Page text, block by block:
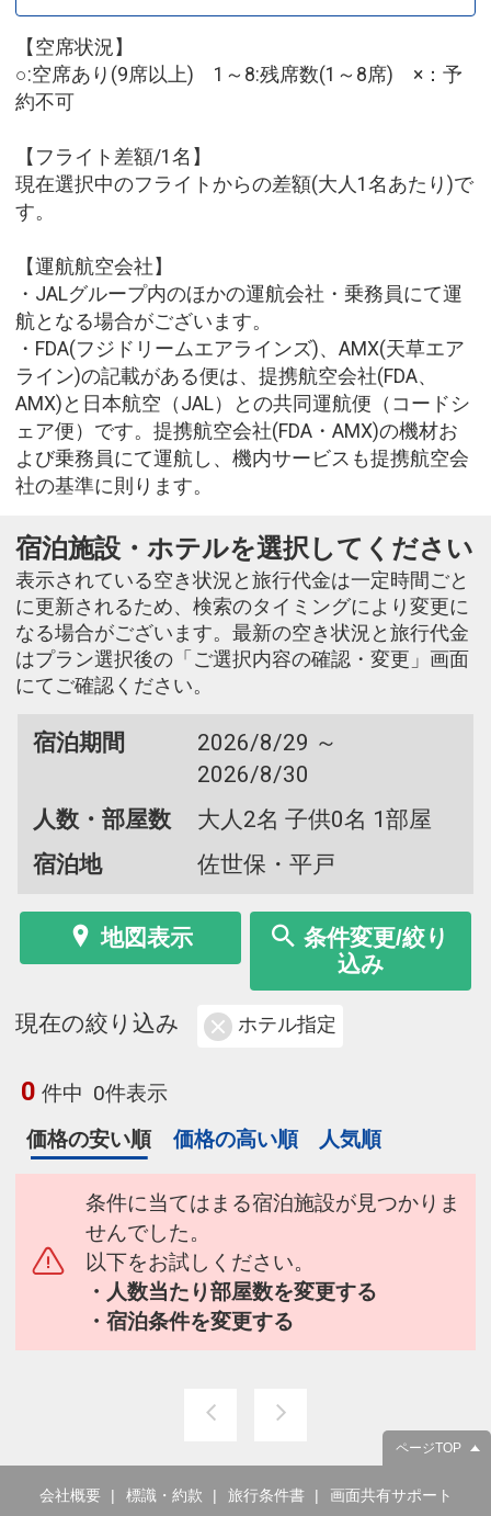
【空席状況】
○:空席あり(9席以上) 1～8:残席数(1～8席) ×：予
約不可
【フライト差額/1名】
現在選択中のフライトからの差額(大人1名あたり)で
す。
【運航航空会社】
・JALグループ内のほかの運航会社・乗務員にて運
航となる場合がございます。
・FDA(フジドリームエアラインズ)、AMX(天草エア
ライン)の記載がある便は、提携航空会社(FDA、
AMX)と日本航空（JAL）との共同運航便（コードシ
ェア便）です。提携航空会社(FDA・AMX)の機材お
よび乗務員にて運航し、機内サービスも提携航空会
社の基準に則ります。
宿泊施設・ホテルを選択してください
表示されている空き状況と旅行代金は一定時間ごと
に更新されるため、検索のタイミングにより変更に
なる場合がございます。最新の空き状況と旅行代金
はプラン選択後の「ご選択内容の確認・変更」画面
にてご確認ください。
宿泊期間
2026/8/29 ～
2026/8/30
人数・部屋数
大人2名 子供0名 1部屋
宿泊地
佐世保・平戸
地図表示
条件変更/絞り
込み
現在の絞り込み ホテル指定
0 件中 0件表示
価格の安い順
価格の高い順 人気順
条件に当てはまる宿泊施設が見つかりま
せんでした。
以下をお試しください。
・人数当たり部屋数を変更する
・宿泊条件を変更する
ページTOP
会社概要 標識・約款 旅行条件書 画面共有サポート